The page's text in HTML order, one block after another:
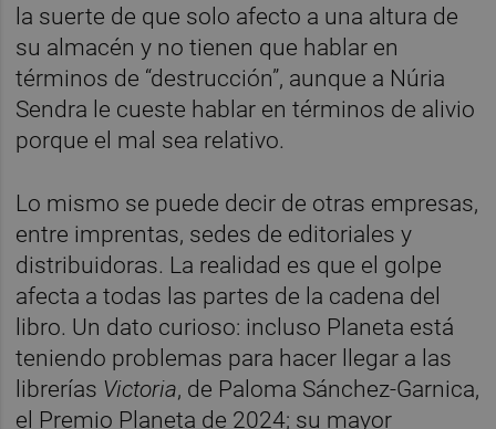
la suerte de que solo afecto a una altura de
su almacén y no tienen que hablar en
términos de “destrucción”, aunque a Núria
Sendra le cueste hablar en términos de alivio
porque el mal sea relativo.
Lo mismo se puede decir de otras empresas,
entre imprentas, sedes de editoriales y
distribuidoras. La realidad es que el golpe
afecta a todas las partes de la cadena del
libro. Un dato curioso: incluso Planeta está
teniendo problemas para hacer llegar a las
librerías Victoria, de Paloma Sánchez-Garnica,
el Premio Planeta de 2024; su mayor